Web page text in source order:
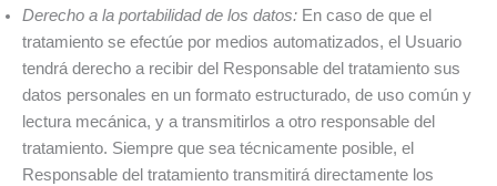
Derecho a la portabilidad de los datos: En caso de que el
tratamiento se efectúe por medios automatizados, el Usuario
tendrá derecho a recibir del Responsable del tratamiento sus
datos personales en un formato estructurado, de uso común y
lectura mecánica, y a transmitirlos a otro responsable del
tratamiento. Siempre que sea técnicamente posible, el
Responsable del tratamiento transmitirá directamente los